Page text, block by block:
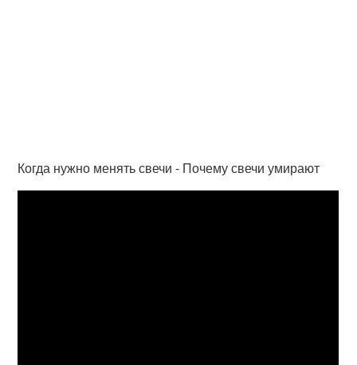
Когда нужно менять свечи - Почему свечи умирают